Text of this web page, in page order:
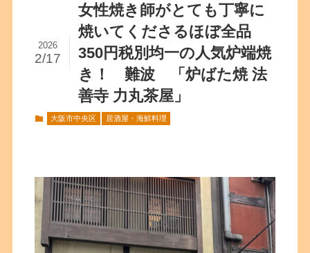
女性焼き師がとても丁寧に
焼いてくださるほぼ全品
350円税別均一の人気炉端焼
き！ 難波 「炉ばた焼 法
善寺 力丸茶屋」
2026
2/17
大阪市中央区 居酒屋・海鮮料理